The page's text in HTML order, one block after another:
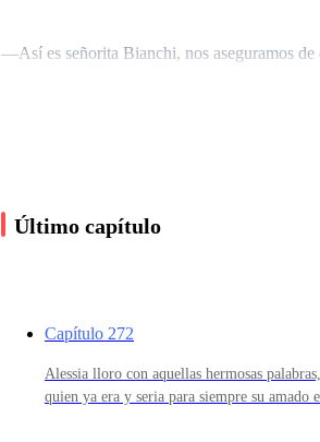
—Así es señorita Bianchi, nos aseguramos de
curioso que hayamos logrado gemelos
controles prenatales y cualquier duda que
—Lo se doctor, pero sé que mis hijos, sean
con aquella ancha sonrisa de dientes
Saliendo del hospital de fertilidad, Victoria
Último capítulo
Capítulo 272
Alessia lloro con aquellas hermosas
quien ya era y seria para siempre su amado